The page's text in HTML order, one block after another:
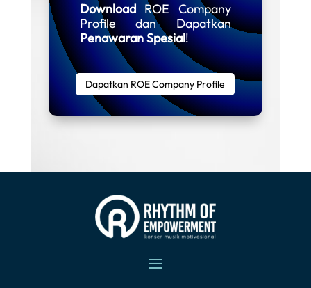
DownloadROE Company
Profile dan Dapatkan
Penawaran Spesial!
Dapatkan ROE Company Profile